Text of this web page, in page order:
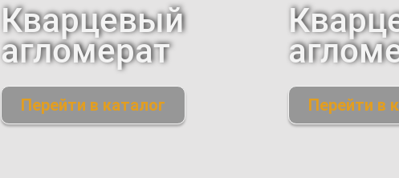
Кварцевый
агломерат
Перейти в каталог Перейти в